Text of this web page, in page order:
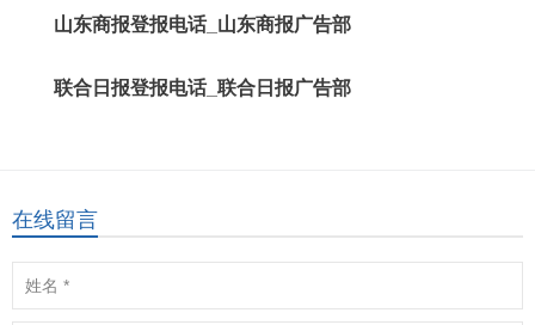
山东商报登报电话_山东商报广告部
联合日报登报电话_联合日报广告部
在线留言